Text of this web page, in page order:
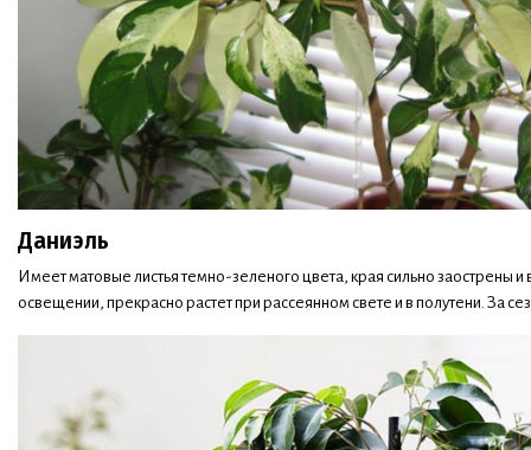
Даниэль
Имеет матовые листья темно-зеленого цвета, края сильно заострены
освещении, прекрасно растет при рассеянном свете и в полутени. За